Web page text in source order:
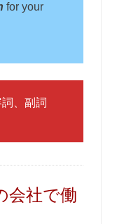
for your
、副詞
会社で働